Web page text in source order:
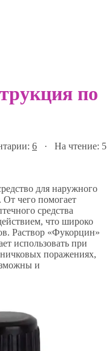
по
6 · На чтение: 5
для наружного
чего помогает
средства
что широко
Раствор «Фукорцин»
использовать при
поражениях,
и